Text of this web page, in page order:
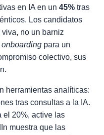
en IA en un 45% tras
Los candidatos
no un barniz
onboarding para un
colectivo, sus
herramientas analíticas:
tras consultas a la IA.
el 20%, active las
muestra que las